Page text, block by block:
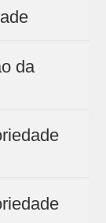
da